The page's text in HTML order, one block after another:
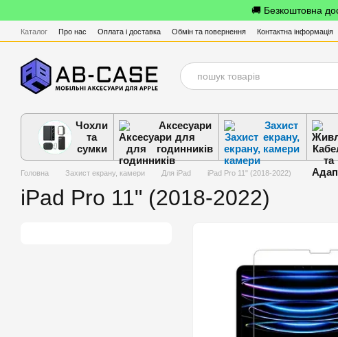
🚚 Безкоштовна
Каталог Про нас Оплата і доставка Обмін та повернення Контактна інформація
Чохли
та
сумки
Аксесуари
для
годинників
Захист
екрану,
камери
Головна Захист екрану, камери Для iPad iPad Pro 11" (2018-2022)
iPad Pro 11" (2018-2022)